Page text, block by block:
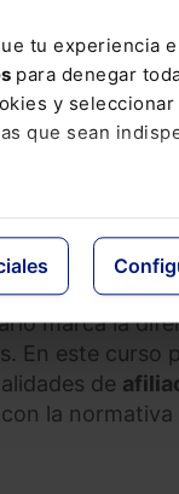
tu experiencia
para denegar
y
que sean
seguridad
para
marca la
En este curso
de
la